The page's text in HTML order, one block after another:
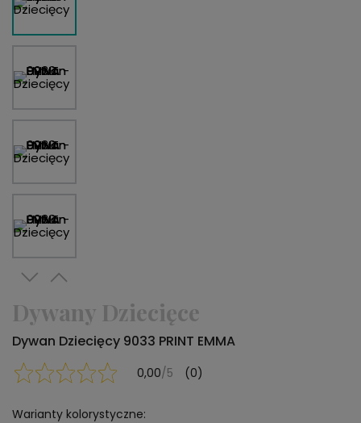
Dywany Dziecięce
Dywan Dziecięcy 9033 PRINT EMMA
0,00/5 (0)
Warianty kolorystyczne: